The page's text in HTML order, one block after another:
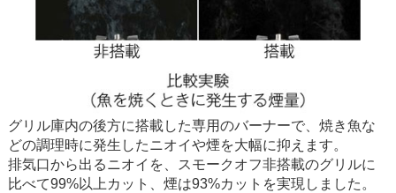
グリル庫内の後方に搭載した専用のバーナーで、焼き魚な
どの調理時に発生したニオイや煙を大幅に抑えます。
排気口から出るニオイを、スモークオフ非搭載のグリルに
比べて99%以上カット、煙は93%カットを実現しました。